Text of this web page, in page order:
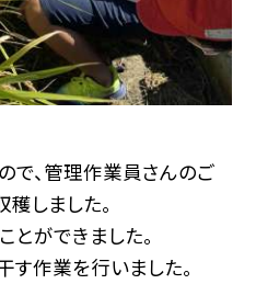
で、管理作業員さんのご
しました。
ができました。
作業を行いました。